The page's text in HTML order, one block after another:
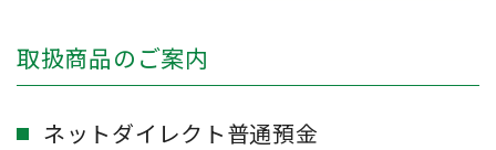
取扱商品のご案内
ネットダイレクト普通預金